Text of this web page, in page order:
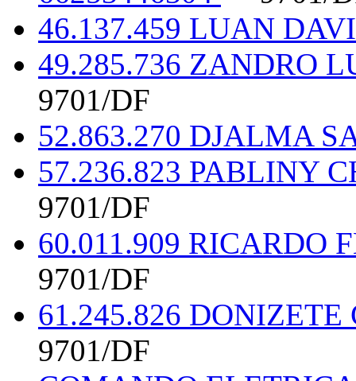
46.137.459 LUAN
49.285.736 ZANDRO
9701/DF
52.863.270 DJALMA
57.236.823 PABLINY
9701/DF
60.011.909 RICARDO
9701/DF
61.245.826
9701/DF